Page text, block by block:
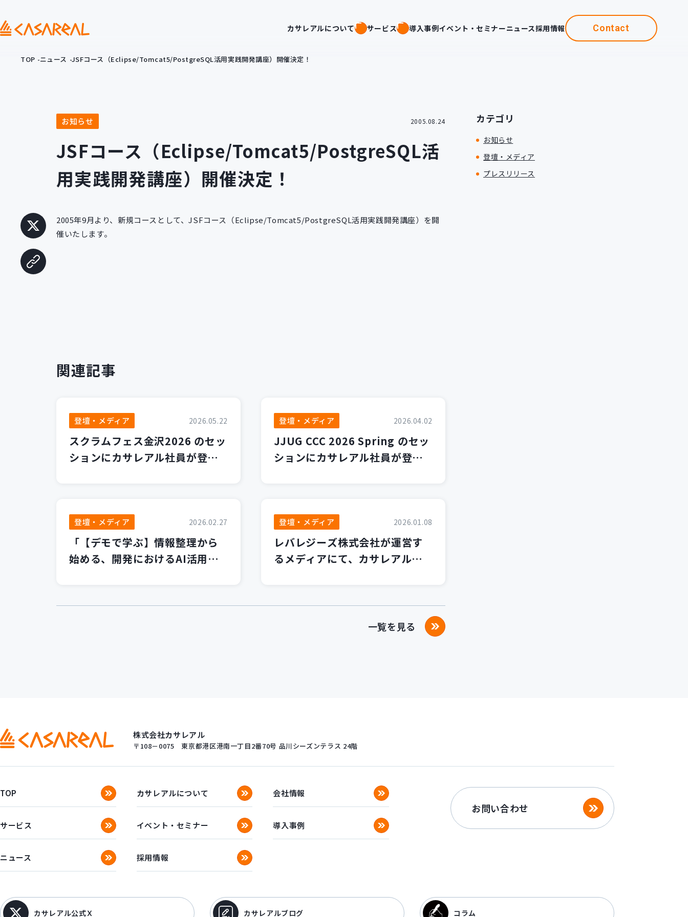
カサレアルについて サービス 導入事例イベント・セミナーニュース採用情報 Contact
TOP ニュース JSFコース（Eclipse/Tomcat5/PostgreSQL活用実践開発講座）開催決定！
お知らせ 2005.08.24
JSFコース（Eclipse/Tomcat5/PostgreSQL活
用実践開発講座）開催決定！
2005年9月より、新規コースとして、JSFコース（Eclipse/Tomcat5/PostgreSQL活用実践開発講座）を開
催いたします。
カテゴリ
お知らせ
登壇・メディア
プレスリリース
関連記事
登壇・メディア 2026.05.22
スクラムフェス金沢2026 のセッ
ションにカサレアル社員が登壇
登壇・メディア 2026.04.02
JJUG CCC 2026 Spring のセッ
ションにカサレアル社員が登壇
登壇・メディア 2026.02.27
「【デモで学ぶ】情報整理から
始める、開発におけるAI活用の
登壇・メディア 2026.01.08
レバレジーズ株式会社が運営す
るメディアにて、カサレアルブ
一覧を見る
株式会社カサレアル
〒108－0075 東京都港区港南一丁目2番70号 品川シーズンテラス 24階
TOP カサレアルについて 会社情報
サービス イベント・セミナー 導入事例
ニュース 採用情報
お問い合わせ
カサレアル公式Ｘ カサレアルブログ コラム